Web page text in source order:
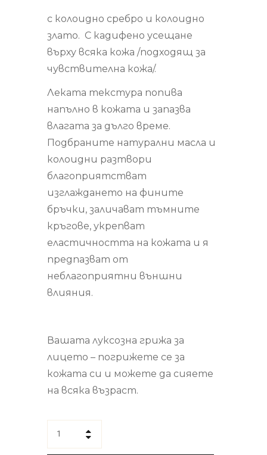
с колоидно сребро и колоидно
злато. С кадифено усещане
върху всяка кожа /подходящ за
чувствителна кожа/.
Леката текстура попива
напълно в кожата и запазва
влагата за дълго време.
Подбраните натурални масла и
колоидни разтвори
благоприятстват
изглаждането на фините
бръчки, заличават тъмните
кръгове, укрепват
еластичността на кожата и я
предпазват от
неблагоприятни външни
влияния.
Вашата луксозна грижа за
лицето – погрижете се за
кожата си и можете да сияете
на всяка възраст.